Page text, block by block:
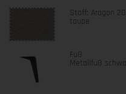
Stoff: Aragon 20
taupe
Fuß
Metallfuß